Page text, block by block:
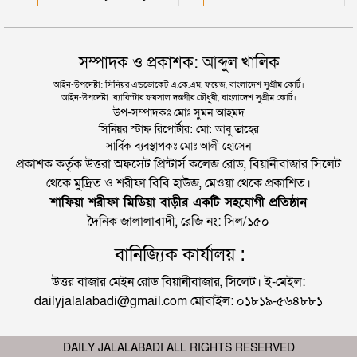
সম্পাদক ও প্রকাশক: আব্দুল খালিক
আইন-উপদেষ্টা: সিনিয়র এডভোকেট এ.কে.এম. ফয়েজ, বাংলাদেশ সুপ্রীম কোর্ট।
আইন-উপদেষ্টা: ব্যারিস্টার ফয়সাল দস্তগীর চৌধুরী, বাংলাদেশ সুপ্রীম কোর্ট।
উপ-সম্পাদকঃ মোঃ সুমন আহমদ
সিনিয়র স্টাফ রিপোর্টার: মো: আবু তাহের
সার্বিক ব্যবস্থাপকঃ মোঃ আলী হোসেন
প্রকাশক কর্তৃক উত্তরা অফসেট প্রিন্টার্স কলেজ রোড, বিয়ানীবাজার সিলেট
থেকে মুদ্রিত ও শরীফা বিবি হাউজ, মেওয়া থেকে প্রকাশিত।
শাফিয়া শরীফা মিডিয়া বাড়ীর একটি সহযোগী প্রতিষ্ঠান
দৈনিক জালালাবাদী, রেজি নং: সিল/১৫০
বানিজ্যিক কার্যালয় :
উত্তর বাজার মেইন রোড বিয়ানীবাজার, সিলেট। ই-মেইল:
dailyjalalabadi@gmail.com মোবাইল: ০১৮১৯-৫৬৪৮৮১
DAILY JALALABADI ALL RIGHTS RESERVED